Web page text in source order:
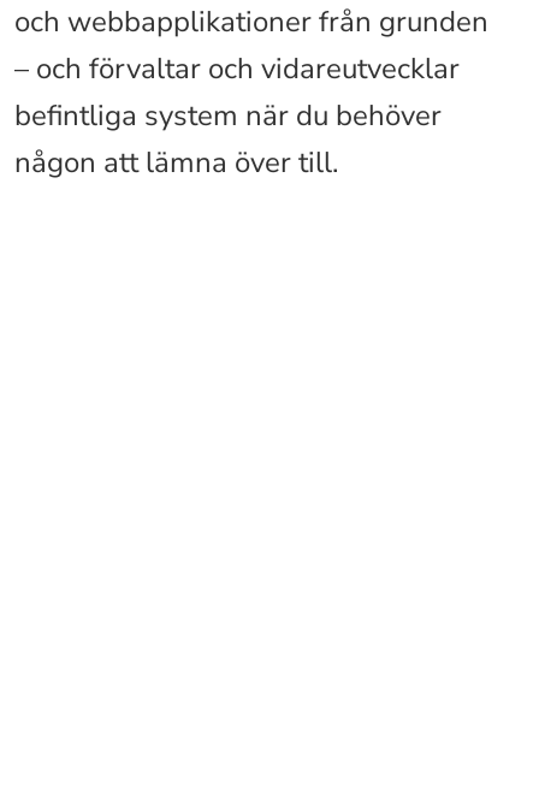
och webbapplikationer från grunden
– och förvaltar och vidareutvecklar
befintliga system när du behöver
någon att lämna över till.